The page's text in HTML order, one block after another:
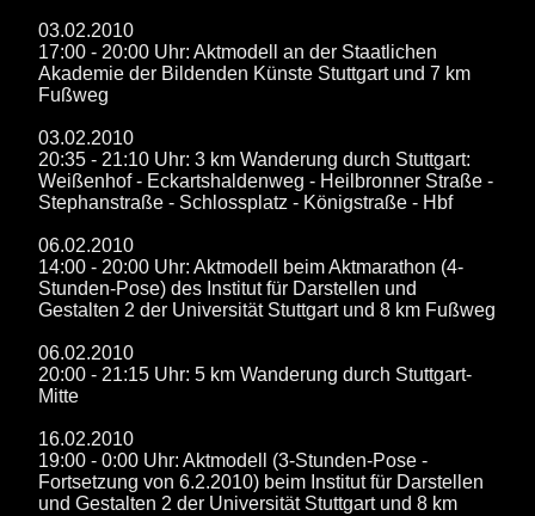
03.02.2010
17:00 - 20:00 Uhr: Aktmodell an der Staatlichen
Akademie der Bildenden Künste Stuttgart und 7 km
Fußweg
03.02.2010
20:35 - 21:10 Uhr: 3 km Wanderung durch Stuttgart:
Weißenhof - Eckartshaldenweg - Heilbronner Straße -
Stephanstraße - Schlossplatz - Königstraße - Hbf
06.02.2010
14:00 - 20:00 Uhr: Aktmodell beim Aktmarathon (4-
Stunden-Pose) des Institut für Darstellen und
Gestalten 2 der Universität Stuttgart und 8 km Fußweg
06.02.2010
20:00 - 21:15 Uhr: 5 km Wanderung durch Stuttgart-
Mitte
16.02.2010
19:00 - 0:00 Uhr: Aktmodell (3-Stunden-Pose -
Fortsetzung von 6.2.2010) beim Institut für Darstellen
und Gestalten 2 der Universität Stuttgart und 8 km